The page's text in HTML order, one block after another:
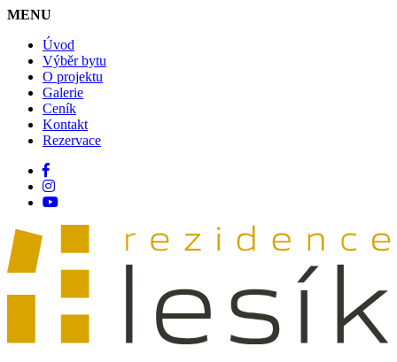
MENU
Úvod
Výběr bytu
O projektu
Galerie
Ceník
Kontakt
Rezervace